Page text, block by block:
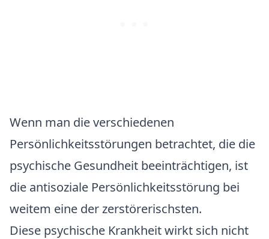
Wenn man die verschiedenen
Persönlichkeitsstörungen betrachtet, die die
psychische Gesundheit beeinträchtigen, ist
die antisoziale Persönlichkeitsstörung bei
weitem eine der zerstörerischsten.
Diese psychische Krankheit wirkt sich nicht